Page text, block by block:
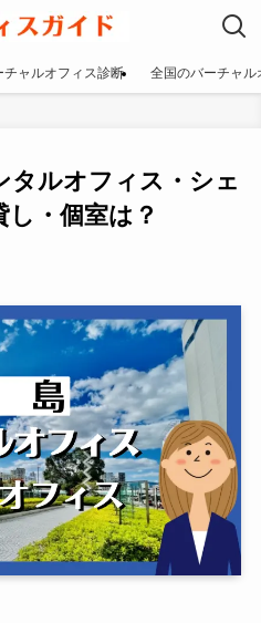
チャルオフィス診断 全国のバーチャル
タルオフィス・シェ
・個室は？